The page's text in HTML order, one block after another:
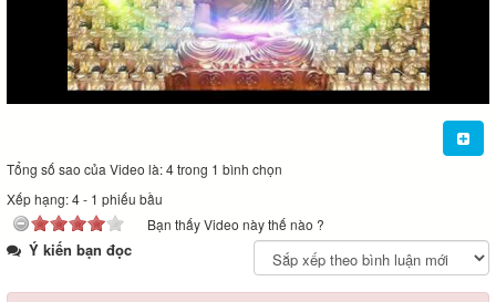
Tổng số sao của Video là: 4 trong 1 bình chọn
Xếp hạng:4- 1 phiếu bầu
Bạn thấy Video này thế nào ?
Ý kiến bạn đọc